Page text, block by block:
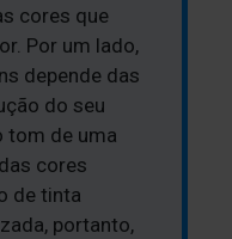
cores que
Por um lado,
depende das
do seu
tom de uma
cores
de tinta
portanto,